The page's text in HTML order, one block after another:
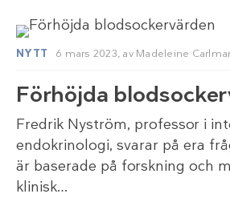
NYTT 6 mars 2023, av Madeleine
Förhöjda
Fredrik Nyström, professor i
endokrinologi, svarar på era
är baserade på forskning och
klinisk…